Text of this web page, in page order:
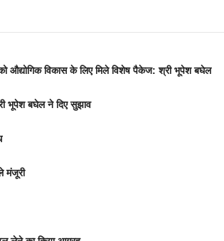
औद्योगिक विकास के लिए मिले विशेष पैकेज: श्री भूपेश बघेल
भूपेश बघेल ने दिए सुझाव
मंजूरी